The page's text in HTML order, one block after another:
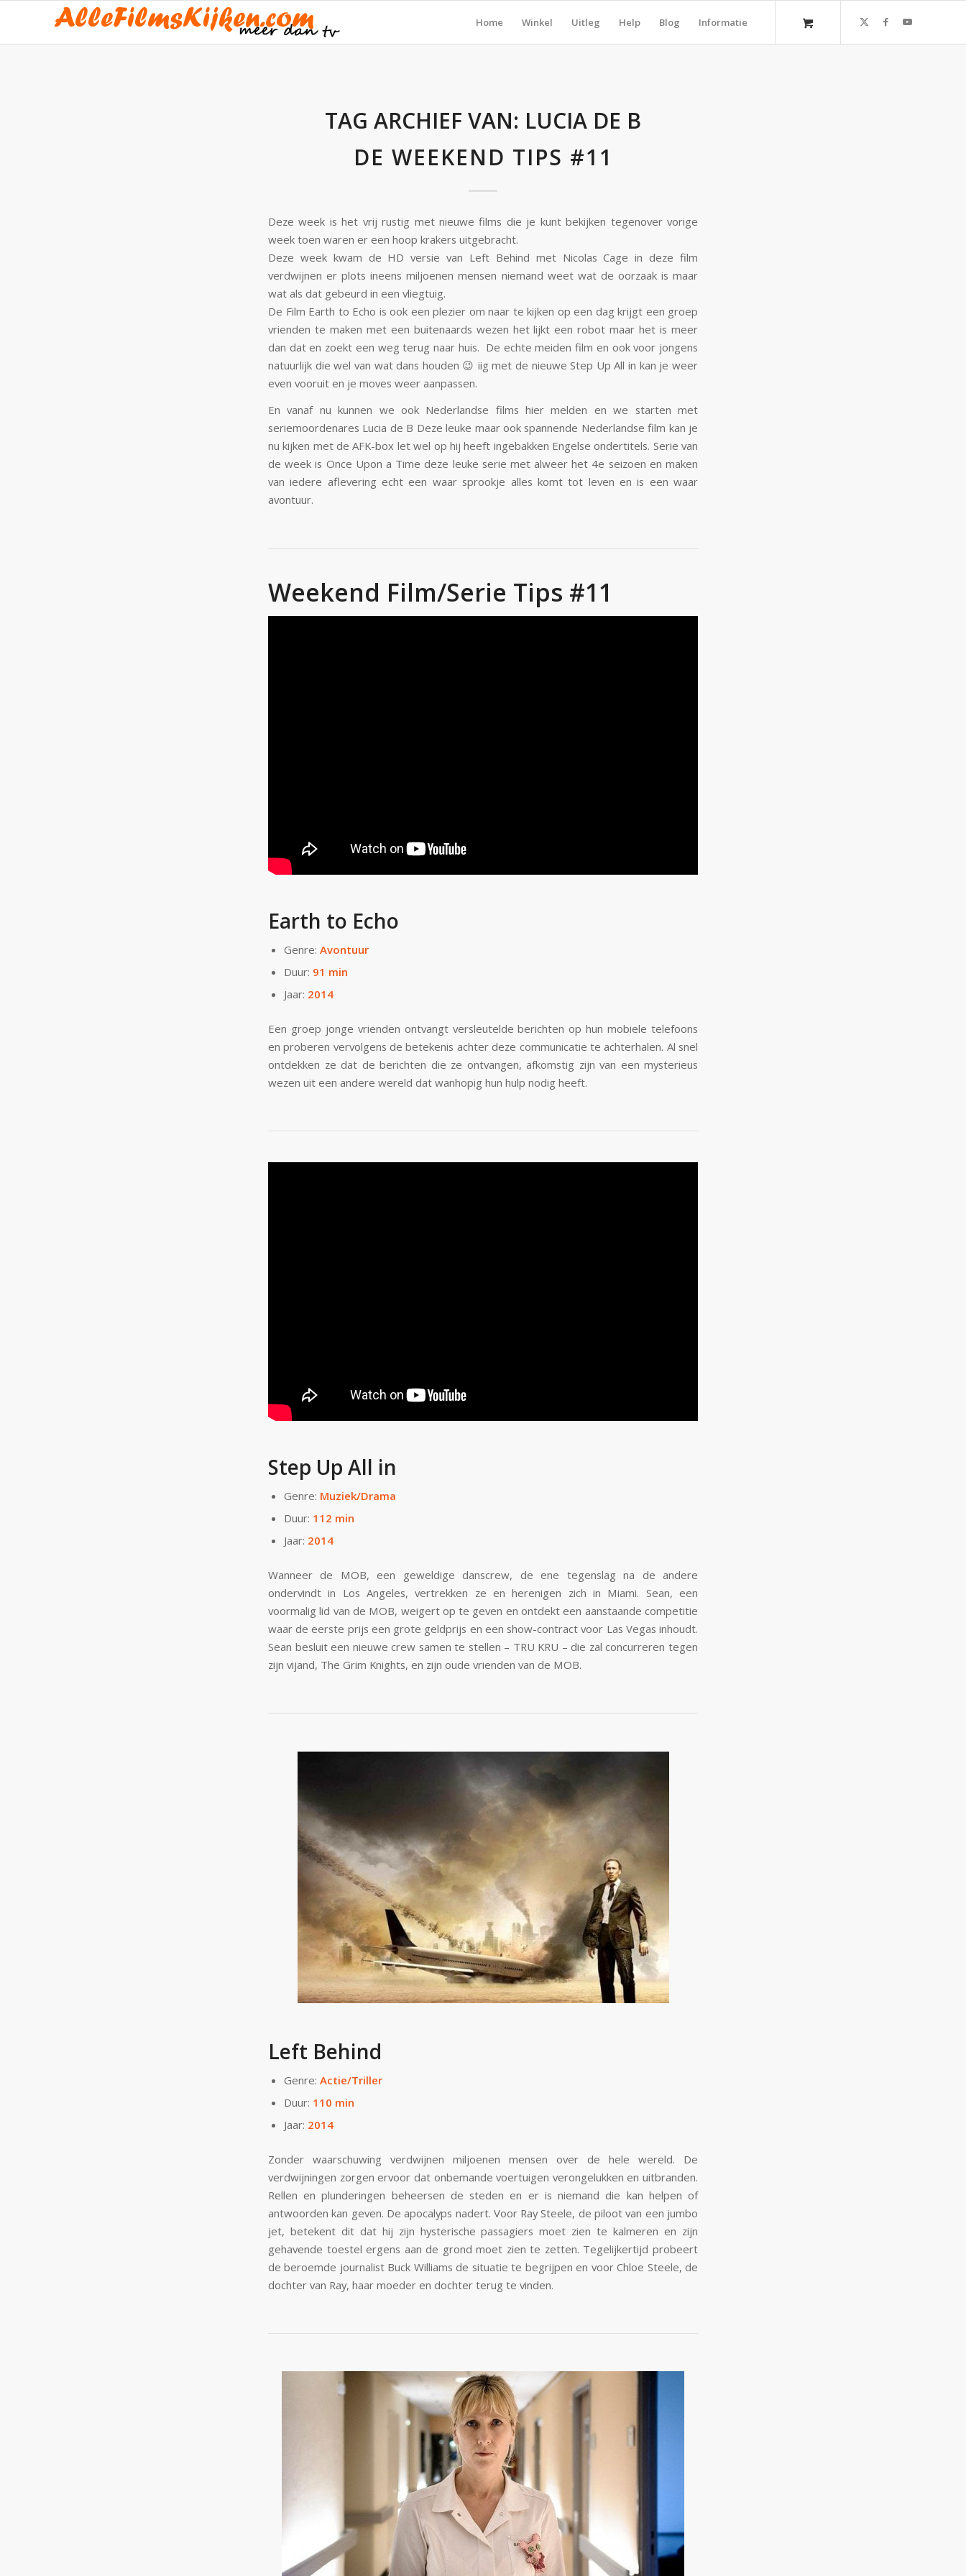
Home Winkel Uitleg Help Blog Informatie
TAG ARCHIEF VAN: LUCIA DE B
DE WEEKEND TIPS #11
Deze week is het vrij rustig met nieuwe films die je kunt bekijken tegenover vorige
week toen waren er een hoop krakers uitgebracht.
Deze week kwam de HD versie van Left Behind met Nicolas Cage in deze film
verdwijnen er plots ineens miljoenen mensen niemand weet wat de oorzaak is maar
wat als dat gebeurd in een vliegtuig.
De Film Earth to Echo is ook een plezier om naar te kijken op een dag krijgt een groep
vrienden te maken met een buitenaards wezen het lijkt een robot maar het is meer
dan dat en zoekt een weg terug naar huis. De echte meiden film en ook voor jongens
natuurlijk die wel van wat dans houden 😉 iig met de nieuwe Step Up All in kan je weer
even vooruit en je moves weer aanpassen.
En vanaf nu kunnen we ook Nederlandse films hier melden en we starten met
seriemoordenares Lucia de B Deze leuke maar ook spannende Nederlandse film kan je
nu kijken met de AFK-box let wel op hij heeft ingebakken Engelse ondertitels. Serie van
de week is Once Upon a Time deze leuke serie met alweer het 4e seizoen en maken
van iedere aflevering echt een waar sprookje alles komt tot leven en is een waar
avontuur.
Weekend Film/Serie Tips #11
Earth to Echo
Genre: Avontuur
Duur: 91 min
Jaar: 2014
Een groep jonge vrienden ontvangt versleutelde berichten op hun mobiele telefoons
en proberen vervolgens de betekenis achter deze communicatie te achterhalen. Al snel
ontdekken ze dat de berichten die ze ontvangen, afkomstig zijn van een mysterieus
wezen uit een andere wereld dat wanhopig hun hulp nodig heeft.
Step Up All in
Genre: Muziek/Drama
Duur: 112 min
Jaar: 2014
Wanneer de MOB, een geweldige danscrew, de ene tegenslag na de andere
ondervindt in Los Angeles, vertrekken ze en herenigen zich in Miami. Sean, een
voormalig lid van de MOB, weigert op te geven en ontdekt een aanstaande competitie
waar de eerste prijs een grote geldprijs en een show-contract voor Las Vegas inhoudt.
Sean besluit een nieuwe crew samen te stellen – TRU KRU – die zal concurreren tegen
zijn vijand, The Grim Knights, en zijn oude vrienden van de MOB.
Left Behind
Genre: Actie/Triller
Duur: 110 min
Jaar: 2014
Zonder waarschuwing verdwijnen miljoenen mensen over de hele wereld. De
verdwijningen zorgen ervoor dat onbemande voertuigen verongelukken en uitbranden.
Rellen en plunderingen beheersen de steden en er is niemand die kan helpen of
antwoorden kan geven. De apocalyps nadert. Voor Ray Steele, de piloot van een jumbo
jet, betekent dit dat hij zijn hysterische passagiers moet zien te kalmeren en zijn
gehavende toestel ergens aan de grond moet zien te zetten. Tegelijkertijd probeert
de beroemde journalist Buck Williams de situatie te begrijpen en voor Chloe Steele, de
dochter van Ray, haar moeder en dochter terug te vinden.